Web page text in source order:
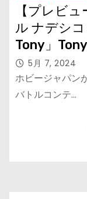
【プレビ
ル ナデシ
Tony」
フィギュア
5月 7, 2024
ホビージャパン
バトルコンテ…